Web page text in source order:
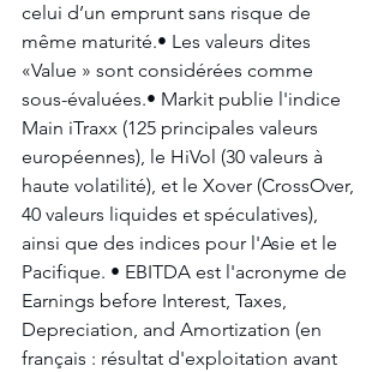
celui d’un emprunt sans risque de
même maturité.• Les valeurs dites
«Value » sont considérées comme
sous-évaluées.• Markit publie l'indice
Main iTraxx (125 principales valeurs
européennes), le HiVol (30 valeurs à
haute volatilité), et le Xover (CrossOver,
40 valeurs liquides et spéculatives),
ainsi que des indices pour l'Asie et le
Pacifique. • EBITDA est l'acronyme de
Earnings before Interest, Taxes,
Depreciation, and Amortization (en
français : résultat d'exploitation avant